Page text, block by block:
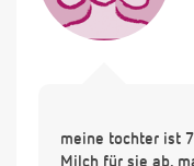
meine tochter ist
Milch für sie ab.